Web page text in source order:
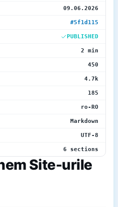
Site-urile
09.06.2026
#5f1d115
PUBLISHED
2 min
450
4.7k
185
ro-RO
Markdown
UTF-8
6 sections